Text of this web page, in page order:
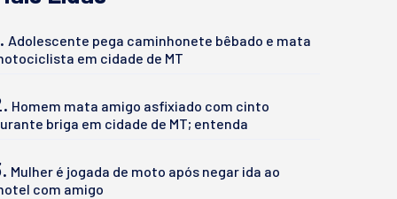
Adolescente pega caminhonete bêbado e mata
em cidade de MT
Homem mata amigo asfixiado com cinto
briga em cidade de MT; entenda
Mulher é jogada de moto após negar ida ao
com amigo